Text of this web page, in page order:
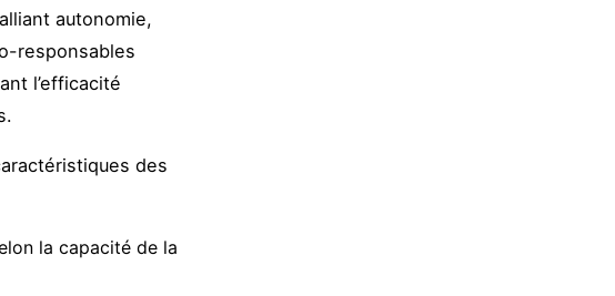
autonomie,
responsables
l’efficacité
des
la capacité de la